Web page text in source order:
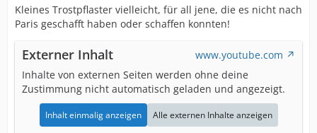
Kleines Trostpflaster vielleicht, für all jene, die es nicht nach
Paris geschafft haben oder schaffen konnten!
Externer Inhalt
www.youtube.com
Inhalte von externen Seiten werden ohne deine
Zustimmung nicht automatisch geladen und angezeigt.
Inhalt einmalig anzeigen Alle externen Inhalte anzeigen